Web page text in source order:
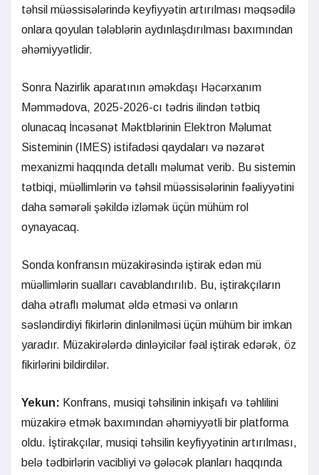
təhsil müəssisələrində keyfiyyətin artırılması məqsədilə
onlara qoyulan tələblərin aydınlaşdırılması baxımından
əhəmiyyətlidir.
Sonra Nazirlik aparatının əməkdaşı Həcərxanım
Məmmədova, 2025-2026-cı tədris ilindən tətbiq
olunacaq İncəsənət Məktblərinin Elektron Məlumat
Sisteminin (IMES) istifadəsi qaydaları və nəzarət
mexanizmi haqqında detallı məlumat verib. Bu sistemin
tətbiqi, müəllimlərin və təhsil müəssisələrinin fəaliyyətini
daha səmərəli şəkildə izləmək üçün mühüm rol
oynayacaq.
Sonda konfransın müzakirəsində iştirak edən mü
müəllimlərin sualları cavablandırılıb. Bu, iştirakçıların
daha ətraflı məlumat əldə etməsi və onların
səsləndirdiyi fikirlərin dinlənilməsi üçün mühüm bir imkan
yaradır. Müzakirələrdə dinləyicilər fəal iştirak edərək, öz
fikirlərini bildirdilər.
Yekun: Konfrans, musiqi təhsilinin inkişafı və təhlilini
müzakirə etmək baxımından əhəmiyyətli bir platforma
oldu. İştirakçılar, musiqi təhsilin keyfiyyətinin artırılması,
belə tədbirlərin vacibliyi və gələcək planları haqqında